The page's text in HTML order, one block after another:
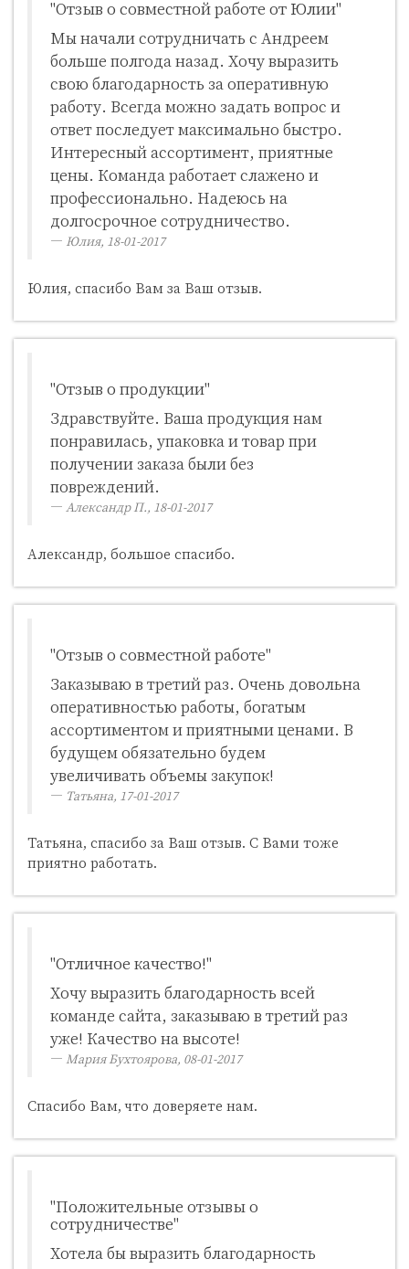
"Отзыв о совместной работе от Юлии"
Мы начали сотрудничать с Андреем
больше полгода назад. Хочу выразить
свою благодарность за оперативную
работу. Всегда можно задать вопрос и
ответ последует максимально быстро.
Интересный ассортимент, приятные
цены. Команда работает слажено и
профессионально. Надеюсь на
долгосрочное сотрудничество.
Юлия, 18-01-2017
Юлия, спасибо Вам за Ваш отзыв.
"Отзыв о продукции"
Здравствуйте. Ваша продукция нам
понравилась, упаковка и товар при
получении заказа были без
повреждений.
Александр П., 18-01-2017
Александр, большое спасибо.
"Отзыв о совместной работе"
Заказываю в третий раз. Очень довольна
оперативностью работы, богатым
ассортиментом и приятными ценами. В
будущем обязательно будем
увеличивать объемы закупок!
Татьяна, 17-01-2017
Татьяна, спасибо за Ваш отзыв. С Вами тоже
приятно работать.
"Отличное качество!"
Хочу выразить благодарность всей
команде сайта, заказываю в третий раз
уже! Качество на высоте!
Мария Бухтоярова, 08-01-2017
Спасибо Вам, что доверяете нам.
"Положительные отзывы о
сотрудничестве"
Хотела бы выразить благодарность